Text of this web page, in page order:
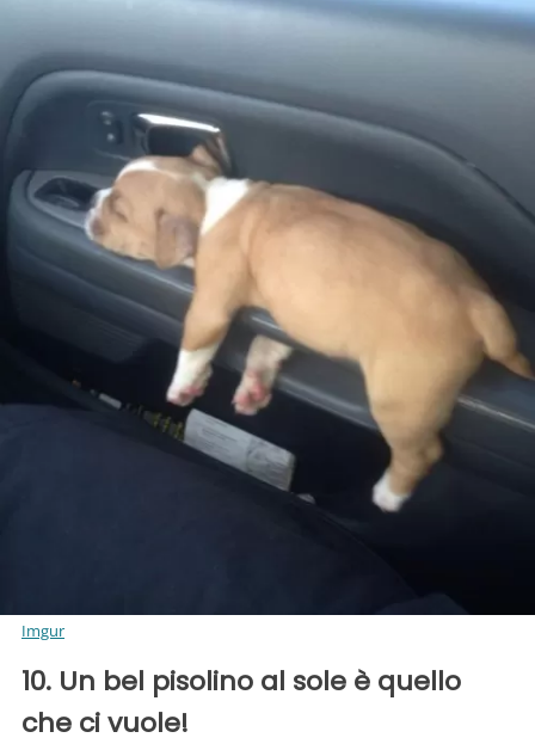
Imgur
10. Un bel pisolino al sole è quello
che ci vuole!